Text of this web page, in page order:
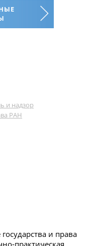
и надзор
РАН
и права
практическая